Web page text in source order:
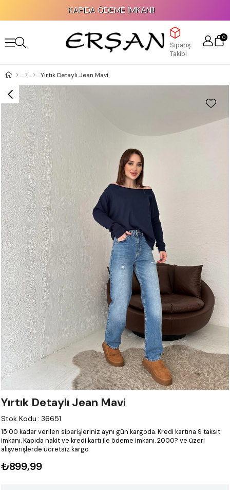
KAPIDA ÖDEME İMKANI!
Sipariş
Takibi
0
Yırtık Detaylı Jean Mavi
Yırtık Detaylı Jean Mavi
Stok Kodu : 36651
15:00 kadar verilen siparişleriniz aynı gün kargoda.Kredi kartına 9 taksit
imkanı.Kapıda nakit ve kredi kartı ile ödeme imkanı.2000? ve üzeri
alışverişlerde ücretsiz kargo
₺899,99